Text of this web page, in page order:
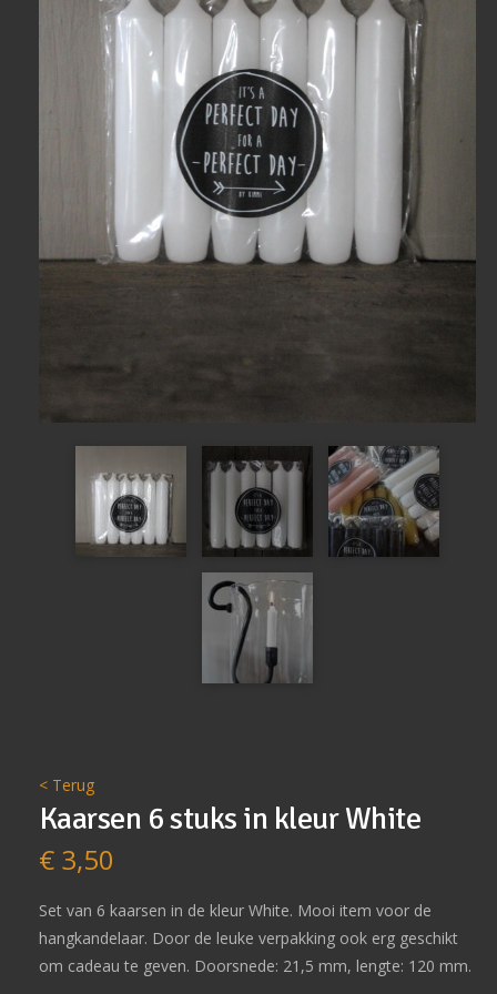
< Terug
Kaarsen 6 stuks in kleur White
€3,50
Set van 6 kaarsen in de kleur White. Mooi item voor de
hangkandelaar. Door de leuke verpakking ook erg geschikt
om cadeau te geven. Doorsnede: 21,5 mm, lengte: 120 mm.